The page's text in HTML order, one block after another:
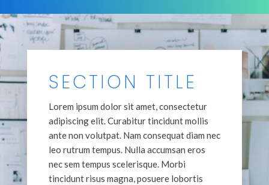
SECTION TITLE
Lorem ipsum dolor sit amet, consectetur
adipiscing elit. Curabitur tincidunt mollis
ante non volutpat. Nam consequat diam nec
leo rutrum tempus. Nulla accumsan eros
nec sem tempus scelerisque. Morbi
tincidunt risus magna, posuere lobortis